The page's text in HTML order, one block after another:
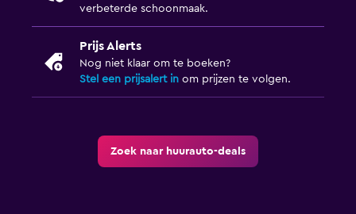
verbeterde schoonmaak.
Prijs Alerts
Nog niet klaar om te boeken?
Stel een prijsalert in om prijzen te volgen.
Zoek naar huurauto-deals